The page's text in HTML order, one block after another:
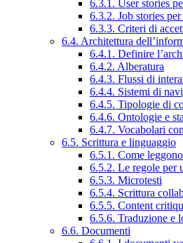
6.3.1. User stories
6.3.2. Job stories
6.3.3. Criteri di
6.4. Architettura
6.4.1. Definire
6.4.2. Alberatura
6.4.3. Flussi di
6.4.4. Sistemi di
6.4.5. Tipologie di
6.4.6. Ontologie e
6.4.7. Vocabolari
6.5. Scrittura e linguaggio
6.5.1. Come
6.5.2. Le regole per
6.5.3. Microtesti
6.5.4. Scrittura
6.5.5. Content
6.5.6. Traduzione e
6.6. Documenti